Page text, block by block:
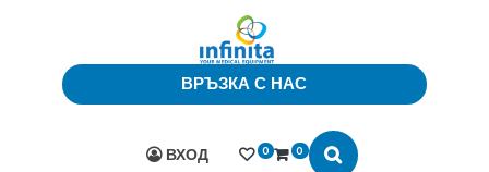
ВРЪЗКА С НАС
ВХОД 0 0